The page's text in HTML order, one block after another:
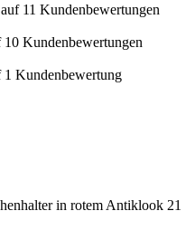
11 Kundenbewertungen
10 Kundenbewertungen
1 Kundenbewertung
in rotem Antiklook 21